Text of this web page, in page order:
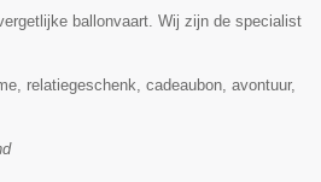
ballonvaart. Wij zijn de specialist
relatiegeschenk, cadeaubon, avontuur,